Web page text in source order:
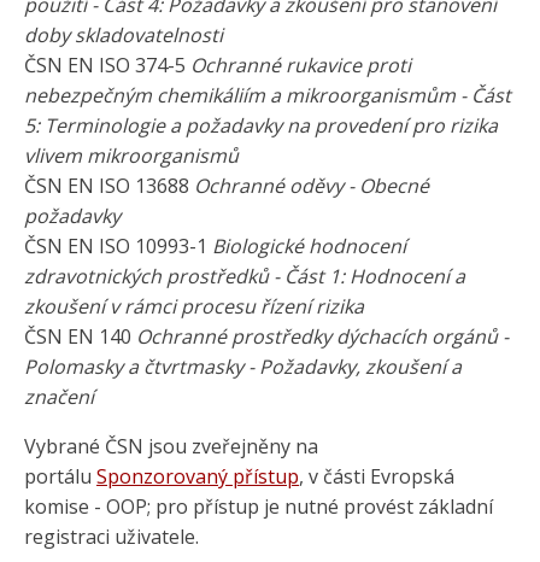
doby skladovatelnosti
ČSN EN ISO 374-5 Ochranné rukavice proti
nebezpečným chemikáliím a mikroorganismům - Část
5: Terminologie a požadavky na provedení pro rizika
vlivem mikroorganismů
ČSN EN ISO 13688 Ochranné oděvy - Obecné
požadavky
ČSN EN ISO 10993-1 Biologické hodnocení
zdravotnických prostředků - Část 1: Hodnocení a
zkoušení v rámci procesu řízení rizika
ČSN EN 140 Ochranné prostředky dýchacích orgánů -
Polomasky a čtvrtmasky - Požadavky, zkoušení a
značení
Vybrané ČSN jsou zveřejněny na
portálu Sponzorovaný přístup, v části Evropská
komise - OOP; pro přístup je nutné provést základní
registraci uživatele.